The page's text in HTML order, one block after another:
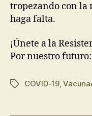
tropezando con la
haga falta.
¡Únete a la
Por nuestro
COVID-19,